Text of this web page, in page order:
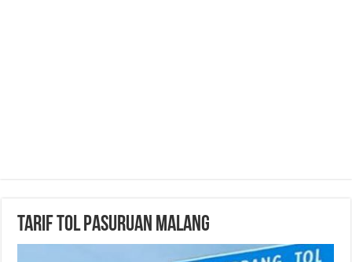
Tarif Tol Pasuruan Malang